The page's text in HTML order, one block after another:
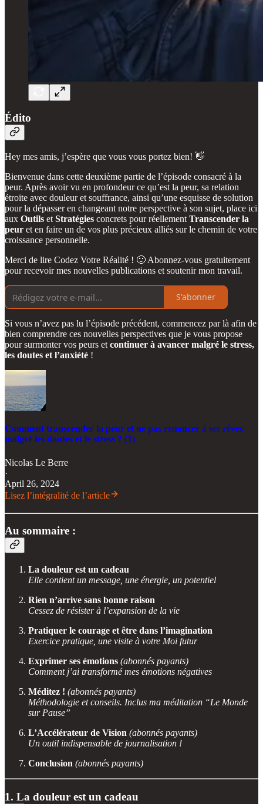
Édito
Hey mes amis, j’espère que vous vous portez bien! 👋
Bienvenue dans cette deuxième partie de l’épisode consacré à la
peur. Après avoir vu en profondeur ce qu’est la peur, sa relation
étroite avec douleur et souffrance, ainsi qu’une esquisse de solution
pour la dépasser en changeant notre perspective à son sujet, place ici
aux Outils et Stratégies concrets pour réellement Transcender la
peur et en faire un de vos plus précieux alliés sur le chemin de votre
croissance personnelle.
Merci de lire Codez Votre Réalité ! 🙂 Abonnez-vous gratuitement
pour recevoir mes nouvelles publications et soutenir mon travail.
S'abonner
Si vous n’avez pas lu l’épisode précédent, commencez par là afin de
bien comprendre ces nouvelles perspectives que je vous propose
pour surmonter vos peurs et continuer à avancer malgré le stress,
les doutes et l’anxiété !
Comment transcender la peur et ne pas renoncer à ses rêves
malgré les doutes et le stress ? (1)
Nicolas Le Berre
·
April 26, 2024
Lisez l’intégralité de l’article
Au sommaire :
La douleur est un cadeau
Elle contient un message, une énergie, un potentiel
Rien n’arrive sans bonne raison
Cessez de résister à l’expansion de la vie
Pratiquer le courage et être dans l’imagination
Exercice pratique, une visite à votre Moi futur
Exprimer ses émotions (abonnés payants)
Comment j’ai transformé mes émotions négatives
Méditez ! (abonnés payants)
Méthodologie et conseils. Inclus ma méditation “Le Monde
sur Pause”
L’Accélérateur de Vision (abonnés payants)
Un outil indispensable de journalisation !
Conclusion (abonnés payants)
1. La douleur est un cadeau